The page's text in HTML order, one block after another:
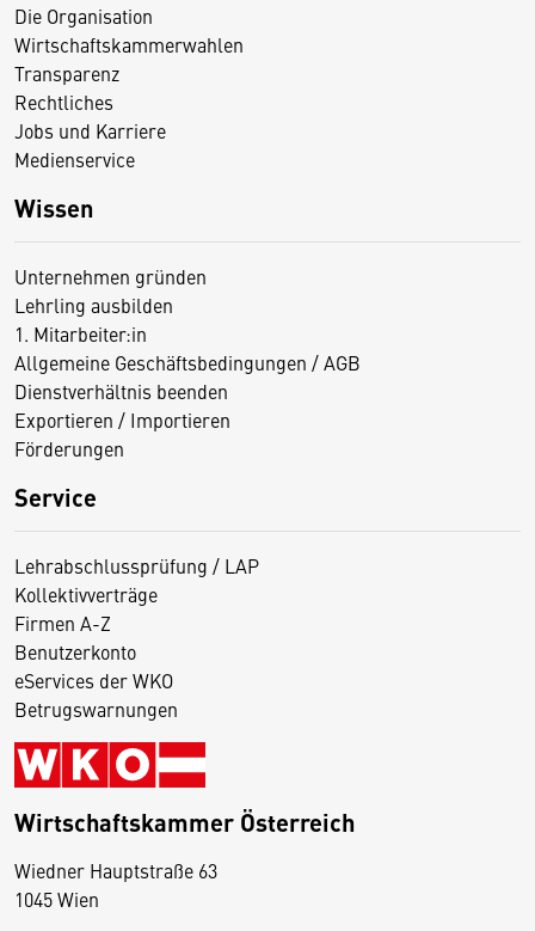
Die Organisation
Wirtschaftskammerwahlen
Transparenz
Rechtliches
Jobs und Karriere
Medienservice
Wissen
Unternehmen gründen
Lehrling ausbilden
1. Mitarbeiter:in
Allgemeine Geschäftsbedingungen / AGB
Dienstverhältnis beenden
Exportieren / Importieren
Förderungen
Service
Lehrabschlussprüfung / LAP
Kollektivverträge
Firmen A-Z
Benutzerkonto
eServices der WKO
Betrugswarnungen
Wirtschaftskammer Österreich
Wiedner Hauptstraße 63
1045 Wien
D